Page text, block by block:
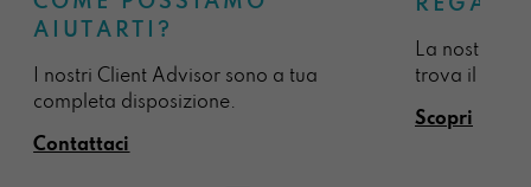
AIUTARTI?
I nostri Client Advisor sono a tua
completa disposizione.
Contattaci
La nostra
trova il
Scopri